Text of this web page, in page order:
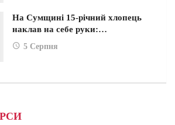
На Сумщині 15-річний хлопець
наклав на себе руки:…
5 Серпня